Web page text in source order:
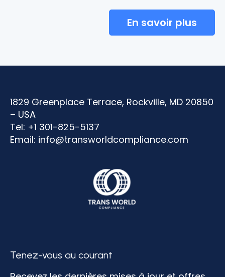
En savoir plus
1829 Greenplace Terrace, Rockville, MD 20850
– USA
Tel: +1 301-825-5137
Email: info@transworldcompliance.com
Tenez-vous au courant